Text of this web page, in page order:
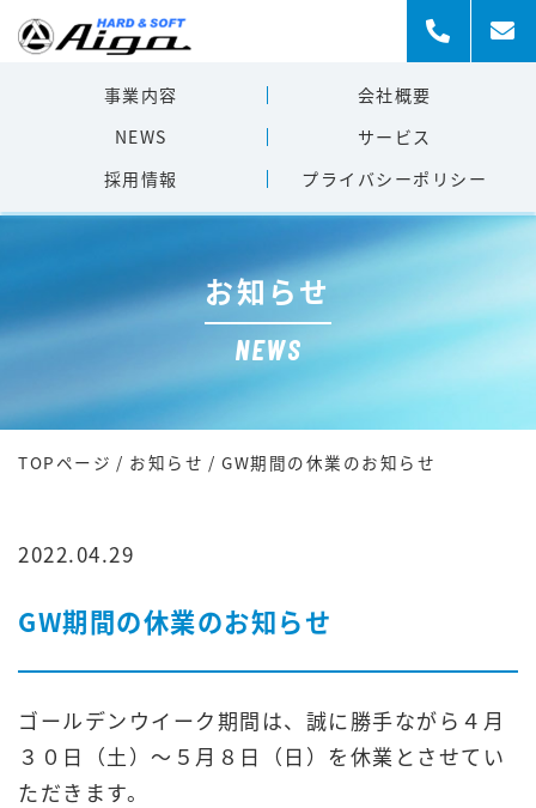
事業内容
会社概要
NEWS
サービス
採用情報
プライバシーポリシー
お知らせ
NEWS
TOPページ / お知らせ / GW期間の休業のお知らせ
2022.04.29
GW期間の休業のお知らせ
ゴールデンウイーク期間は、誠に勝手ながら４月
３０日（土）～５月８日（日）を休業とさせてい
ただきます。